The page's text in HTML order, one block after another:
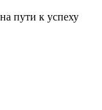
пути к успеху